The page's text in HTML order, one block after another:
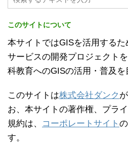
このサイトについて
本サイトではGISを活用するた
サービスの開発プロジェクト
科教育へのGISの活用・普及を
このサイトは株式会社ダンク
お、本サイトの著作権、プラ
規約は、
コーポレートサイト
す。